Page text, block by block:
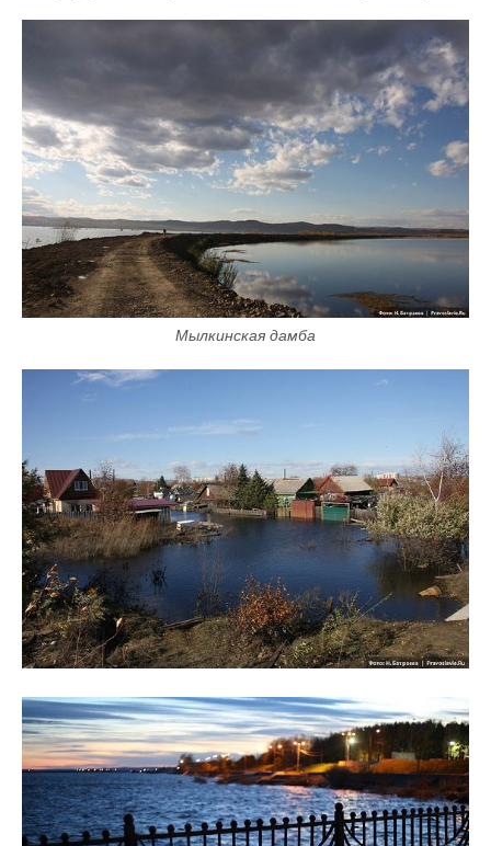
Мылкинская дамба